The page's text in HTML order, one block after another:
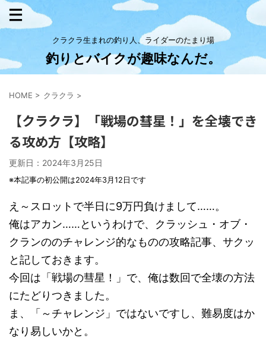
クラクラ生まれの釣り人、ライダーのたまり場
釣りとバイクが趣味なんだ。
HOME > クラクラ >
【クラクラ】「戦場の彗星！」を全壊でき
る攻め方【攻略】
更新日： 2024年3月25日
※本記事の初公開は2024年3月12日です
え～スロットで半日に9万円負けまして……。
俺はアカン……というわけで、クラッシュ・オブ・
クランののチャレンジ的なものの攻略記事、サクッ
と記しておきます。
今回は「戦場の彗星！」で、俺は数回で全壊の方法
にたどりつきました。
ま、「～チャレンジ」ではないですし、難易度はか
なり易しいかと。